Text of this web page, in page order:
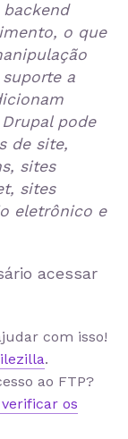
o que
a
pode
de site,
sites
sites
eletrônico e
acessar
com isso!
.
ao FTP?
os